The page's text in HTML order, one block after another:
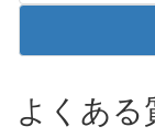
よくある